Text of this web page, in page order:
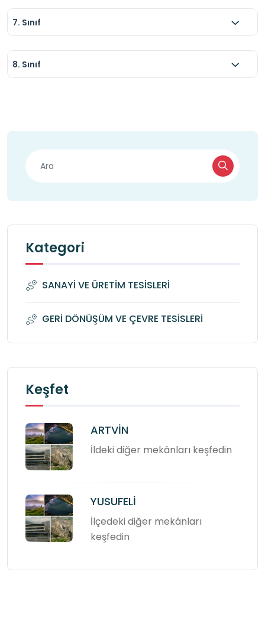
7. Sınıf
8. Sınıf
Kategori
SANAYİ VE ÜRETİM TESİSLERİ
GERİ DÖNÜŞÜM VE ÇEVRE TESİSLERİ
Keşfet
ARTVİN
İldeki diğer mekânları keşfedin
YUSUFELİ
İlçedeki diğer mekânları
keşfedin